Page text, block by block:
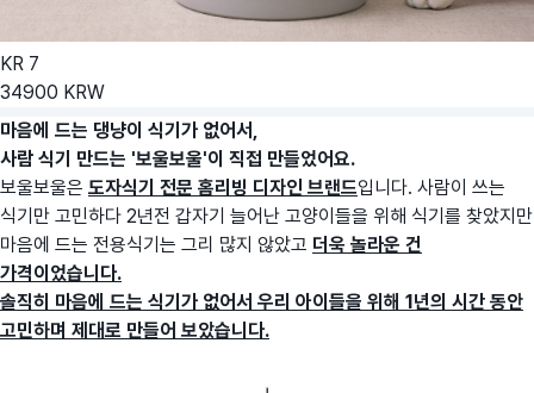
KR 7
34900 KRW
마음에 드는 댕냥이 식기가 없어서,
사람 식기 만드는 '보울보울'이 직접 만들었어요.
보울보울은 도자식기 전문 홈리빙 디자인 브랜드입니다. 사람이 쓰는
식기만 고민하다 2년전 갑자기 늘어난 고양이들을 위해 식기를 찾았지만
마음에 드는 전용식기는 그리 많지 않았고 더욱 놀라운 건
가격이었습니다.
솔직히 마음에 드는 식기가 없어서 우리 아이들을 위해 1년의 시간 동안
고민하며 제대로 만들어 보았습니다.